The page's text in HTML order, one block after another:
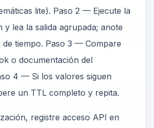
lite). Paso 2 — Ejecute la
y lea la salida agrupada; anote
de tiempo. Paso 3 — Compare
o documentación del
4 — Si los valores siguen
un TTL completo y repita.
registre acceso API en